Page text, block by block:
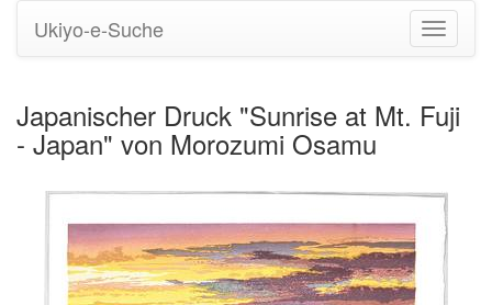
Ukiyo-e-Suche
Japanischer Druck "Sunrise at Mt. Fuji
- Japan" von Morozumi Osamu